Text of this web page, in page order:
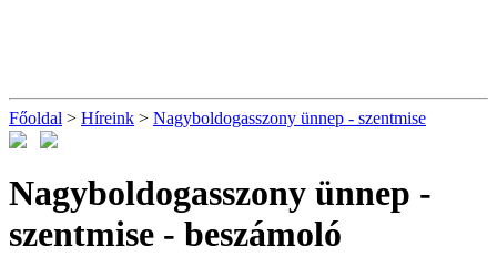
Főoldal > Híreink > Nagyboldogasszony ünnep - szentmise
Nagyboldogasszony ünnep -
szentmise - beszámoló